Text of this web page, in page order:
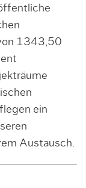
1343,50
ein
Austausch.